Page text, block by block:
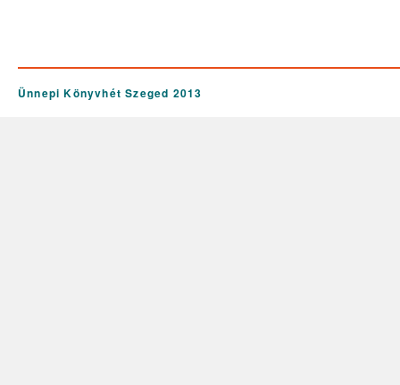
Ünnepi Könyvhét Szeged 2013